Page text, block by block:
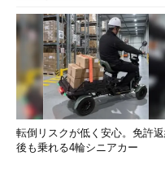
転倒リスクが低く安心。免許
後も乗れる4輪シニアカー